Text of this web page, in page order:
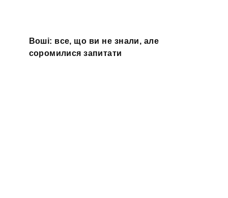
Воші: все, що ви не знали, але
соромилися запитати